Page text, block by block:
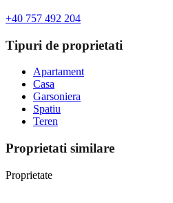
+40 757 492 204
Tipuri de proprietati
Apartament
Casa
Garsoniera
Spatiu
Teren
Proprietati similare
Proprietate